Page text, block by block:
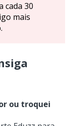
cada 30
mais
ou troquei